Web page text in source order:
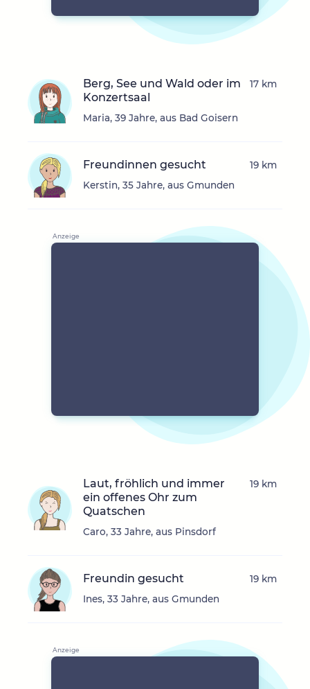
Berg, See und Wald oder im
Konzertsaal
Maria, 39 Jahre, aus Bad Goisern
17 km
Freundinnen gesucht
Kerstin, 35 Jahre, aus Gmunden
19 km
Laut, fröhlich und immer
ein offenes Ohr zum
Quatschen
Caro, 33 Jahre, aus Pinsdorf
19 km
Freundin gesucht
Ines, 33 Jahre, aus Gmunden
19 km